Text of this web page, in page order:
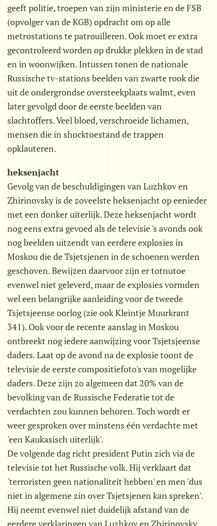
geeft politie, troepen van zijn ministerie en de FSB
(opvolger van de KGB) opdracht om op alle
metrostations te patrouilleren. Ook moet er extra
gecontroleerd worden op drukke plekken in de stad
en in woonwijken. Intussen tonen de nationale
Russische tv-stations beelden van zwarte rook die
uit de ondergrondse oversteekplaats walmt, even
later gevolgd door de eerste beelden van
slachtoffers. Veel bloed, verschroeide lichamen,
mensen die in shocktoestand de trappen
opklauteren.
heksenjacht
Gevolg van de beschuldigingen van Luzhkov en
Zhirinovsky is de zoveelste heksenjacht op eenieder
met een donker uiterlijk. Deze heksenjacht wordt
nog eens extra gevoed als de televisie 's avonds ook
nog beelden uitzendt van eerdere explosies in
Moskou die de Tsjetsjenen in de schoenen werden
geschoven. Bewijzen daarvoor zijn er totnutoe
evenwel niet geleverd, maar de explosies vormden
wel een belangrijke aanleiding voor de tweede
Tsjetsjeense oorlog (zie ook Kleintje Muurkrant
341). Ook voor de recente aanslag in Moskou
ontbreekt nog iedere aanwijzing voor Tsjetsjeense
daders. Laat op de avond na de explosie toont de
televisie de eerste compositiefoto's van mogelijke
daders. Deze zijn zo algemeen dat 20% van de
bevolking van de Russische Federatie tot de
verdachten zou kunnen behoren. Toch wordt er
weer gesproken over minstens één verdachte met
'een Kaukasisch uiterlijk'.
De volgende dag richt president Putin zich via de
televisie tot het Russische volk. Hij verklaart dat
'terroristen geen nationaliteit hebben' en men 'dus
niet in algemene zin over Tsjetsjenen kan spreken'.
Hij neemt evenwel niet duidelijk afstand van de
eerdere verklaringen van Luzhkov en Zhirinovsky.